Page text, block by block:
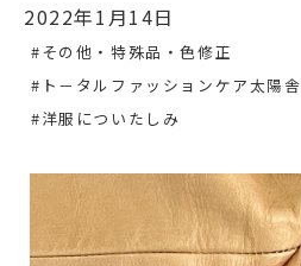
2022年1月14日
#その他・特殊品・色修正
#ト－タルファッションケア太陽舎
#洋服についたしみ